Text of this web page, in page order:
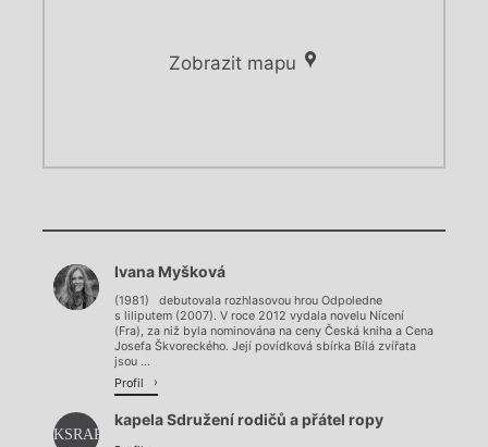
Zobrazit mapu
Načítá se.
Chviličku.
Načítá se.
Ivana Myšková
(1981) debutovala rozhlasovou hrou Odpoledne
s liliputem (2007). V roce 2012 vydala novelu Nícení
(Fra), za niž byla nominována na ceny Česká kniha a Cena
Josefa Škvoreckého. Její povídková sbírka Bílá zvířata
jsou ...
Profil
KSRAPR
kapela Sdružení rodičů a přátel ropy